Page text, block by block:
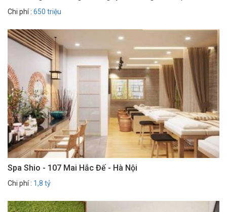
Chi phí : 650 triệu
Spa Shio - 107 Mai Hắc Đế - Hà Nội
Chi phí : 1,8 tỷ